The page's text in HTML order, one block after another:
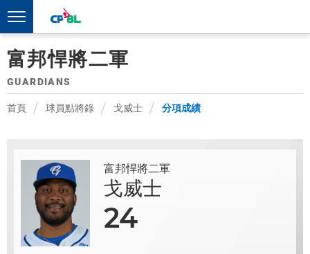
富邦悍將二軍
GUARDIANS
首頁 球員點將錄 戈威士 分項成績
富邦悍將二軍
戈威士
24